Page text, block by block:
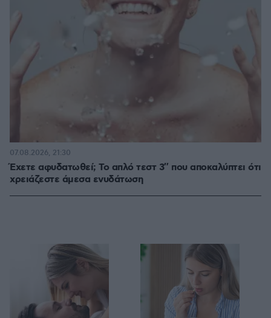
Έχετε αφυδατωθεί; Το απλό τεστ 3″ που αποκαλύπτει ότι
χρειάζεστε άμεσα ενυδάτωση
07.08.2026, 21:30